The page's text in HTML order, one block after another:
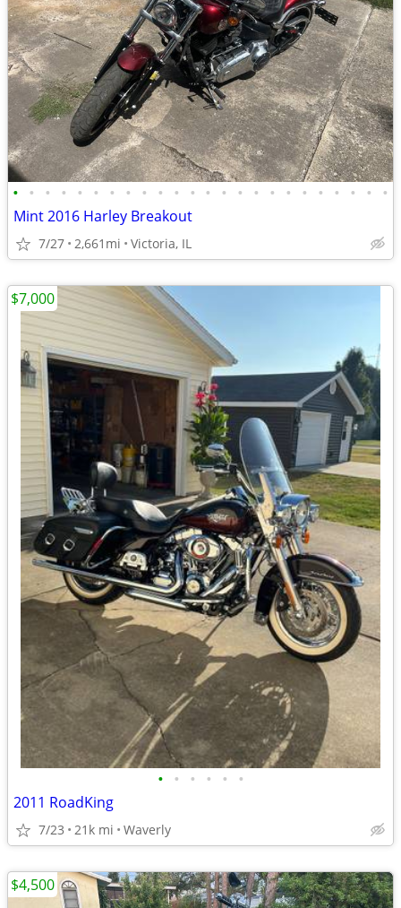
• • • • • • • • • • • • • • • • • • • • • • • •
Mint 2016 Harley Breakout
7/27 2,661mi Victoria, IL
• • • • • •
2011 RoadKing
7/23 21k mi Waverly
$7,000
$4,500